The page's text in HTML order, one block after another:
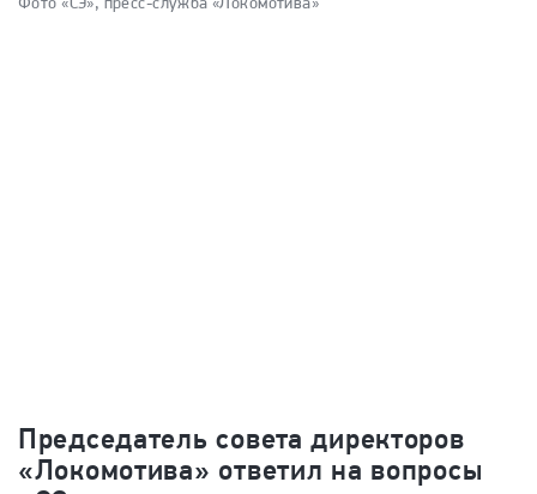
Председатель совета директоров
«Локомотива» ответил на вопросы